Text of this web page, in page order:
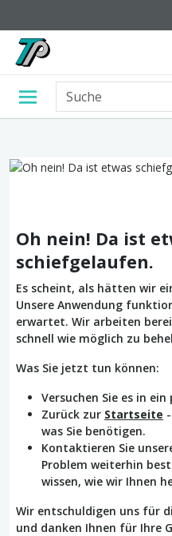
Oh nein! Da ist
schiefgelaufen.
Es scheint, als hätten wir
Unsere Anwendung
erwartet. Wir arbeiten
schnell wie möglich zu
Was Sie jetzt tun können:
Versuchen Sie es in
Zurück zur Startseite
was Sie benötigen.
Kontaktieren Sie
Problem weiterhin
wissen, wie wir Ihnen
Wir entschuldigen uns für
und danken Ihnen für Ihre